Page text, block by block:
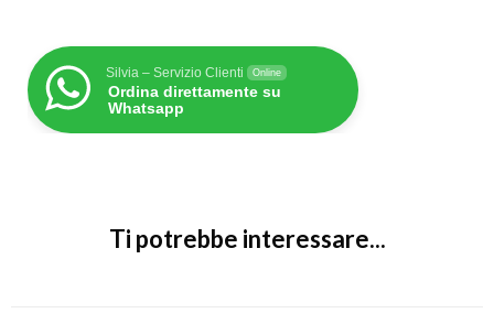
Silvia – Servizio Clienti Online
Ordina direttamente su
Whatsapp
Ti potrebbe interessare...